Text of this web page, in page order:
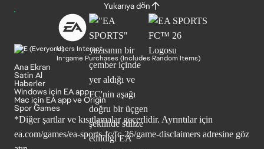
Yukarıya dön
Users Interact
In-game Purchases (Includes Random Items)
Ana Ekran
Satin Al
Haberler
Windows için EA app
Mac için EA app ve Origin
Spor Games
*Diğer şartlar ve kısıtlamalar geçerlidir. Ayrıntılar için
ea.com/games/ea-sports-fc/fc-26/game-disclaimers adresine göz